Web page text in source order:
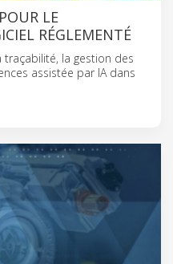
LE
RÉGLEMENTÉ
la gestion des
assistée par IA dans